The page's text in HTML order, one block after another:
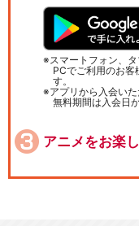
スマートフォン、
PCでご利用のお客
す。
アプリから入会い
無料期間は入会日
アニメをお楽